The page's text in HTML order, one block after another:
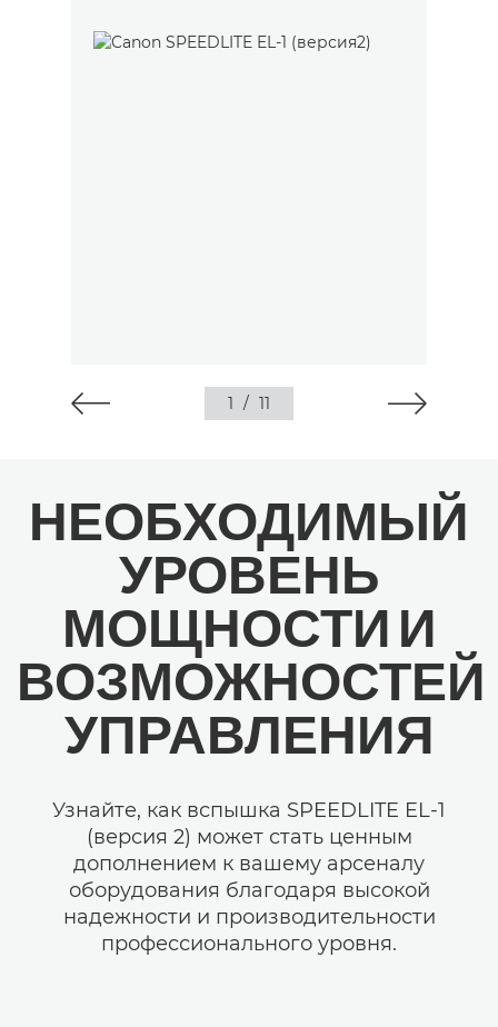
1 / 11
НЕОБХОДИМЫЙ
УРОВЕНЬ
МОЩНОСТИ И
ВОЗМОЖНОСТЕЙ
УПРАВЛЕНИЯ
Узнайте, как вспышка SPEEDLITE EL-1
(версия 2) может стать ценным
дополнением к вашему арсеналу
оборудования благодаря высокой
надежности и производительности
профессионального уровня.